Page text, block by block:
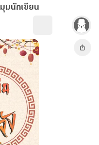
มุมนักเขียน